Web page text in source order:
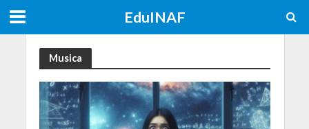
EduINAF
Musica